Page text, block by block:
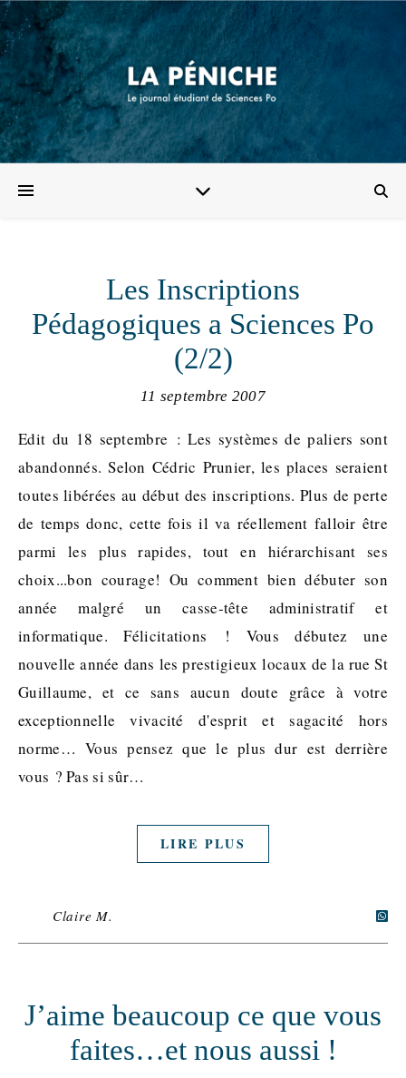
Les Inscriptions
Pédagogiques a Sciences Po
(2/2)
11 septembre 2007
Edit du 18 septembre : Les systèmes de paliers sont
abandonnés. Selon Cédric Prunier, les places seraient
toutes libérées au début des inscriptions. Plus de perte
de temps donc, cette fois il va réellement falloir être
parmi les plus rapides, tout en hiérarchisant ses
choix...bon courage! Ou comment bien débuter son
année malgré un casse-tête administratif et
informatique. Félicitations ! Vous débutez une
nouvelle année dans les prestigieux locaux de la rue St
Guillaume, et ce sans aucun doute grâce à votre
exceptionnelle vivacité d'esprit et sagacité hors
norme… Vous pensez que le plus dur est derrière
vous ? Pas si sûr…
LIRE PLUS
Claire M.
J’aime beaucoup ce que vous
faites…et nous aussi !